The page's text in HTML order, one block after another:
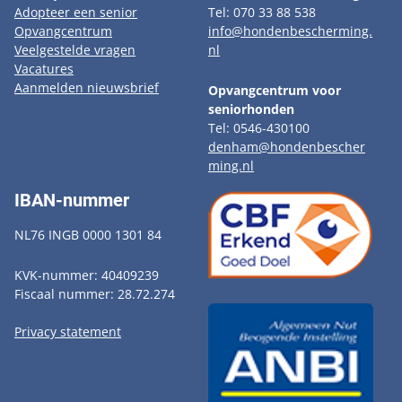
Adopteer een senior
Opvangcentrum
Veelgestelde vragen
Vacatures
Aanmelden nieuwsbrief
Tel: 070 33 88 538
info@hondenbescherming.
nl
Opvangcentrum voor
seniorhonden
Tel: 0546-430100
denham@hondenbescher
ming.nl
IBAN-nummer
NL76 INGB 0000 1301 84
KVK-nummer: 40409239
Fiscaal nummer: 28.72.274
Privacy statement